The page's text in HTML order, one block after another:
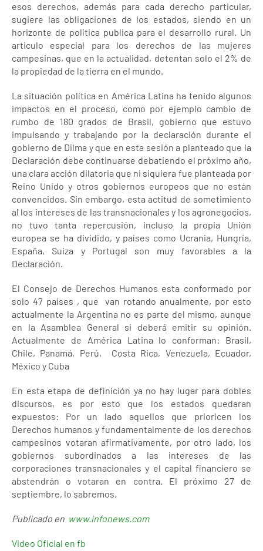
esos derechos, además para cada derecho particular,
sugiere las obligaciones de los estados, siendo en un
horizonte de política publica para el desarrollo rural. Un
articulo especial para los derechos de las mujeres
campesinas, que en la actualidad, detentan solo el 2% de
la propiedad de la tierra en el mundo.
La situación política en América Latina ha tenido algunos
impactos en el proceso, como por ejemplo cambio de
rumbo de 180 grados de Brasil, gobierno que estuvo
impulsando y trabajando por la declaración durante el
gobierno de Dilma y que en esta sesión a planteado que la
Declaración debe continuarse debatiendo el próximo año,
una clara acción dilatoria que ni siquiera fue planteada por
Reino Unido y otros gobiernos europeos que no están
convencidos. Sin embargo, esta actitud de sometimiento
al los intereses de las transnacionales y los agronegocios,
no tuvo tanta repercusión, incluso la propia Unión
europea se ha dividido, y países como Ucrania, Hungría,
España, Suiza y Portugal son muy favorables a la
Declaración.
El Consejo de Derechos Humanos esta conformado por
solo 47 países , que van rotando anualmente, por esto
actualmente la Argentina no es parte del mismo, aunque
en la Asamblea General si deberá emitir su opinión.
Actualmente de América Latina lo conforman: Brasil,
Chile, Panamá, Perú, Costa Rica, Venezuela, Ecuador,
México y Cuba
En esta etapa de definición ya no hay lugar para dobles
discursos, es por esto que los estados quedaran
expuestos: Por un lado aquellos que prioricen los
Derechos humanos y fundamentalmente de los derechos
campesinos votaran afirmativamente, por otro lado, los
gobiernos subordinados a las intereses de las
corporaciones transnacionales y el capital financiero se
abstendrán o votaran en contra. El próximo 27 de
septiembre, lo sabremos.
Publicado en www.infonews.com
Video Oficial en fb